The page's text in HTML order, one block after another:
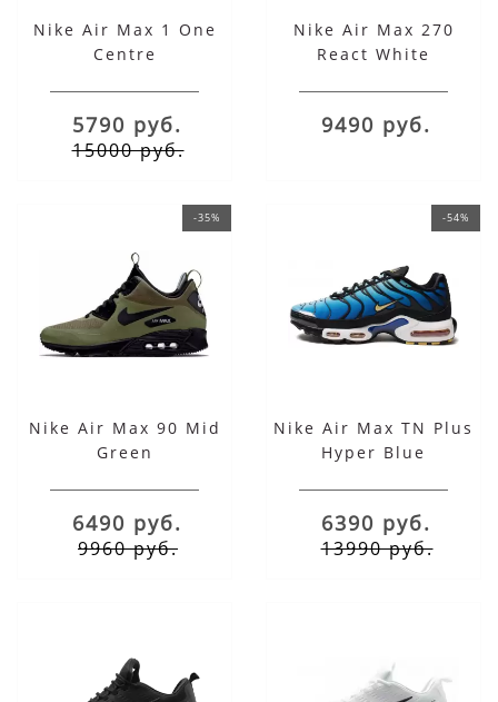
Nike Air Max 1 One
Centre
5790 руб.
15000 руб.
Nike Air Max 270
React White
9490 руб.
-35%
Nike Air Max 90 Mid
Green
6490 руб.
9960 руб.
-54%
Nike Air Max TN Plus
Hyper Blue
6390 руб.
13990 руб.